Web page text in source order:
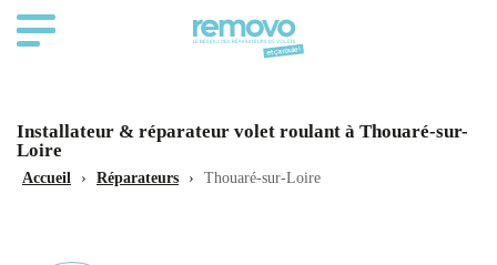
Installateur & réparateur volet roulant à Thouaré-sur-
Loire
Accueil › Réparateurs › Thouaré-sur-Loire